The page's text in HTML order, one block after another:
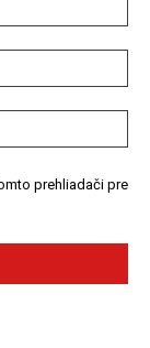
prehliadači pre